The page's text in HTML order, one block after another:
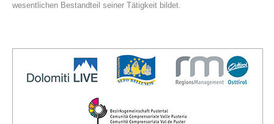
wesentlichen Bestandteil seiner Tätigkeit bildet.